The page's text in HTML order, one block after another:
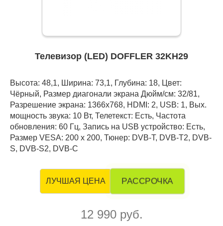
Телевизор (LED) DOFFLER 32KH29
Высота: 48,1, Ширина: 73,1, Глубина: 18, Цвет:
Чёрный, Размер диагонали экрана Дюйм/см: 32/81,
Разрешение экрана: 1366x768, HDMI: 2, USB: 1, Вых.
мощность звука: 10 Вт, Телетекст: Есть, Частота
обновления: 60 Гц, Запись на USB устройство: Есть,
Размер VESA: 200 x 200, Тюнер: DVB-T, DVB-T2, DVB-
S, DVB-S2, DVB-C
ЛУЧШАЯ ЦЕНА РАССРОЧКА
12 990 руб.